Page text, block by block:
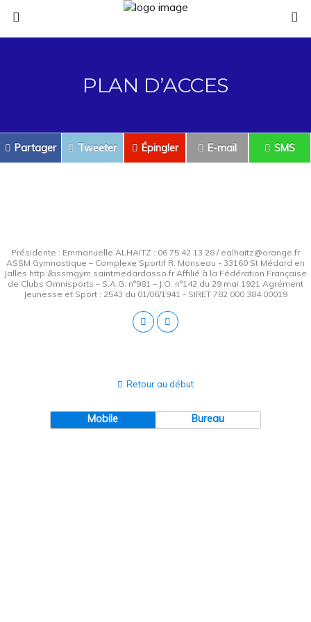
PLAN D’ACCES
Partager Tweeter Épingler E-mail SMS
Présidente : Emmanuelle ALHAITZ : 06 75 42 13 28 / ealhaitz@orange.fr
ASSM Gymnastique – Complexe Sportif R. Monseau - 33160 St Médard en
Jalles http://assmgym.saintmedardasso.fr Affilié à la Fédération Française
de Clubs Omnisports – S.A.G. n°981 – J.O. n°142 du 29 mai 1921 Agrément
Jeunesse et Sport : 2543 du 01/06/1941 - SIRET 782 000 384 00019
Retour au début
Mobile Bureau